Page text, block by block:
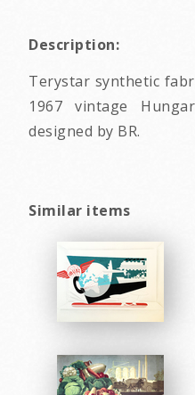
Description:
Terystar synthetic
1967 vintage
designed by BR.
Similar items